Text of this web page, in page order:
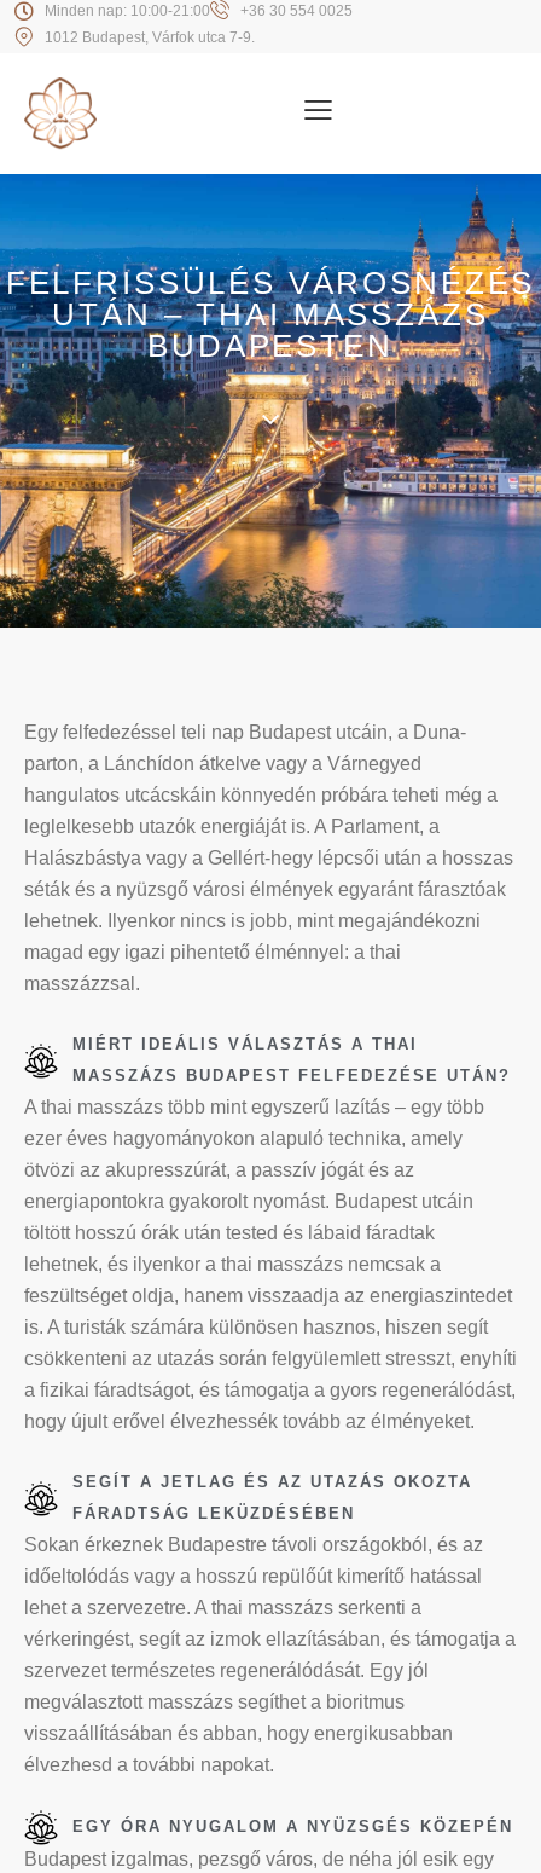
Minden nap: 10:00-21:00
+36 30 554 0025
1012 Budapest, Várfok utca 7-9.
FELFRISSÜLÉS VÁROSNÉZÉS
UTÁN – THAI MASSZÁZS
BUDAPESTEN
Egy felfedezéssel teli nap Budapest utcáin, a Duna-
parton, a Lánchídon átkelve vagy a Várnegyed
hangulatos utcácskáin könnyedén próbára teheti még a
leglelkesebb utazók energiáját is. A Parlament, a
Halászbástya vagy a Gellért-hegy lépcsői után a hosszas
séták és a nyüzsgő városi élmények egyaránt fárasztóak
lehetnek. Ilyenkor nincs is jobb, mint megajándékozni
magad egy igazi pihentető élménnyel: a thai
masszázzsal.
MIÉRT IDEÁLIS VÁLASZTÁS A THAI
MASSZÁZS BUDAPEST FELFEDEZÉSE UTÁN?
A thai masszázs több mint egyszerű lazítás – egy több
ezer éves hagyományokon alapuló technika, amely
ötvözi az akupresszúrát, a passzív jógát és az
energiapontokra gyakorolt nyomást. Budapest utcáin
töltött hosszú órák után tested és lábaid fáradtak
lehetnek, és ilyenkor a thai masszázs nemcsak a
feszültséget oldja, hanem visszaadja az energiaszintedet
is. A turisták számára különösen hasznos, hiszen segít
csökkenteni az utazás során felgyülemlett stresszt, enyhíti
a fizikai fáradtságot, és támogatja a gyors regenerálódást,
hogy újult erővel élvezhessék tovább az élményeket.
SEGÍT A JETLAG ÉS AZ UTAZÁS OKOZTA
FÁRADTSÁG LEKÜZDÉSÉBEN
Sokan érkeznek Budapestre távoli országokból, és az
időeltolódás vagy a hosszú repülőút kimerítő hatással
lehet a szervezetre. A thai masszázs serkenti a
vérkeringést, segít az izmok ellazításában, és támogatja a
szervezet természetes regenerálódását. Egy jól
megválasztott masszázs segíthet a bioritmus
visszaállításában és abban, hogy energikusabban
élvezhesd a további napokat.
EGY ÓRA NYUGALOM A NYÜZSGÉS KÖZEPÉN
Budapest izgalmas, pezsgő város, de néha jól esik egy